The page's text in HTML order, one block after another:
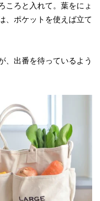
ころと入れて。葉をにょ
、ポケットを使えば立て
、出番を待っているよう